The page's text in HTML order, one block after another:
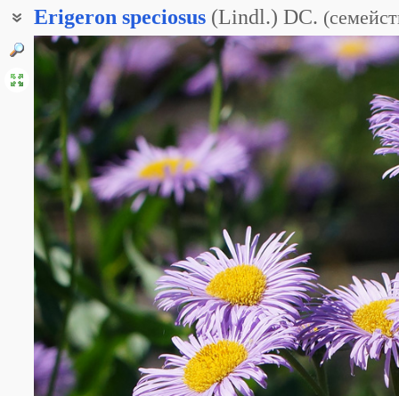
Erigeron speciosus (Lindl.) DC. (
Стенактис красивый
Мелколепестник видный